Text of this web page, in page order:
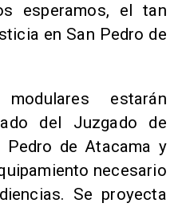
esperamos, el tan
en San Pedro de
estarán
del Juzgado de
de Atacama y
necesario
Se proyecta